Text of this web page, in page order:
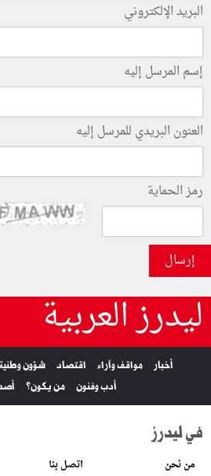
البريد الإلكتروني
إسم المرسل إليه
العنون البريدي للمرسل إليه
رمز الحماية
إرسال
ليدرز العربية
أخبار مواقف وآراء اقتصاد شؤون
أدب وفنون
من يكون؟
في ليدرز
من نحن اتصل بنا